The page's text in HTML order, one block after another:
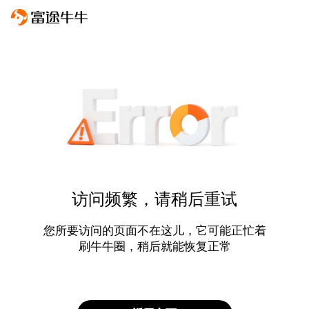
访问频繁，请稍后重试
您所要访问的页面不在这儿，它可能正忙着
刷牛牛圈，稍后就能恢复正常